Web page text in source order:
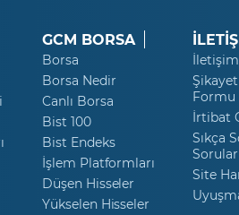
GCM BORSA
Borsa
Borsa Nedir
Canlı Borsa
Bist 100
Bist Endeks
İşlem Platformları
Düşen Hisseler
Yükselen Hisseler
Formu
İrtibat
Sıkça
Sorular
Site